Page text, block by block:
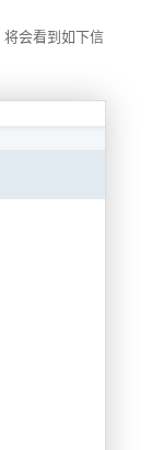
会看到如下信